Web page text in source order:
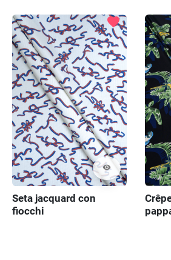
visibility
favorite
Seta jacquard con
fiocchi